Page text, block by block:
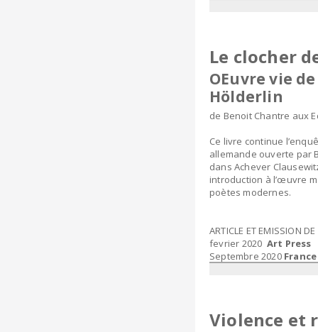
Le clocher
OEuvre vie
Hölderlin
de Benoit Chantre aux
Ce livre continue
allemande ouverte par
dans Achever
introduction à l’œuvre
poètes modernes.
ARTICLE ET EMISSION
fevrier 2020​ Art Press
Septembre 2020
Violence et